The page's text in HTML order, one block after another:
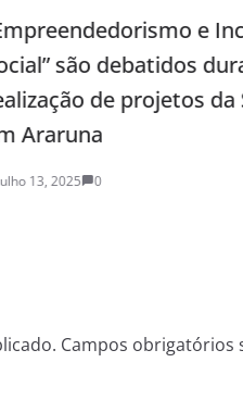
PB
e
Campos obrigatórios